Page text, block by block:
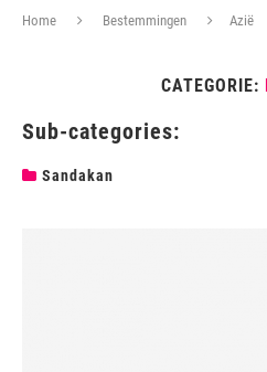
Home Bestemmingen Azië
CATEGORIE:
Sub-categories:
Sandakan